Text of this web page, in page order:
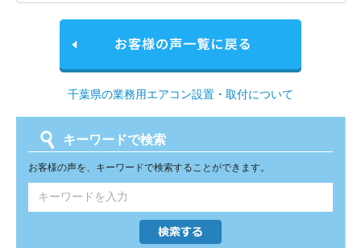
千葉県の業務用エアコン設置・取付について
キーワードで検索
お客様の声を、キーワードで検索することができます。